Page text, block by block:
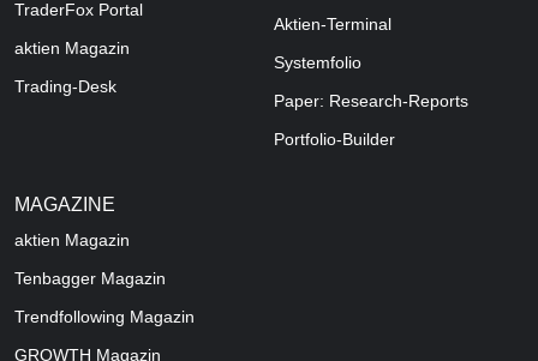
TraderFox Portal
aktien Magazin
Trading-Desk
Aktien-Terminal
Systemfolio
Paper: Research-Reports
Portfolio-Builder
MAGAZINE
aktien Magazin
Tenbagger Magazin
Trendfollowing Magazin
GROWTH Magazin